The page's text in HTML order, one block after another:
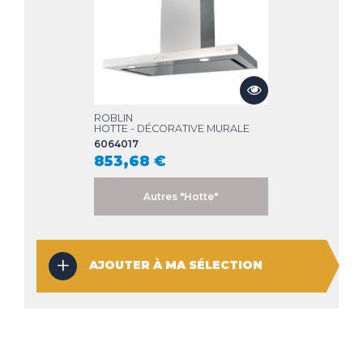
HOTTE - HOTTE
1 533,68 €
Autres "Hotte"
AJOUTER À MA SÉLECTION